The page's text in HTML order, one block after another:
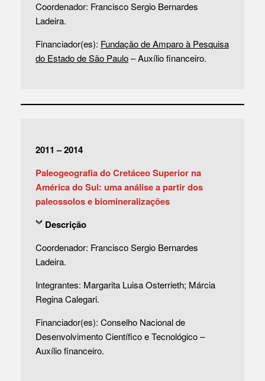
Coordenador: Francisco Sergio Bernardes
Ladeira.
Financiador(es): Fundação de Amparo à Pesquisa
do Estado de São Paulo– Auxílio financeiro.
2011 – 2014
Paleogeografia do Cretáceo Superior na
América do Sul: uma análise a partir dos
paleossolos e biomineralizações
Descrição
Coordenador: Francisco Sergio Bernardes
Ladeira.
Integrantes: Margarita Luisa Osterrieth; Márcia
Regina Calegari.
Financiador(es): Conselho Nacional de
Desenvolvimento Científico e Tecnológico –
Auxílio financeiro.